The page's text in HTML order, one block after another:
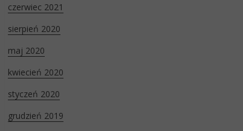
czerwiec 2021
sierpień 2020
maj 2020
kwiecień 2020
styczeń 2020
grudzień 2019